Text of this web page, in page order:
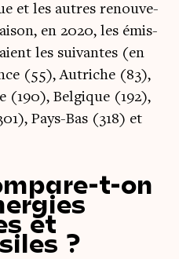
et les autres renou­ve­
en 2020, les émis­
les sui­vantes (en
(55), Autriche (83),
(190), Bel­gique (192),
Pays-Bas (318) et
t-on
et
?